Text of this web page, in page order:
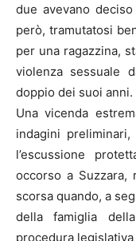
due avevano
però, tramutatosi
per una ragazzina,
violenza sessuale
doppio dei suoi anni.
Una vicenda
indagini
l’escussione
occorso a Suzzara,
scorsa quando, a
della famiglia
procedura